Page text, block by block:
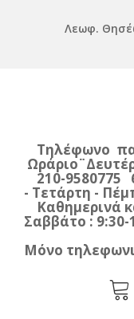
Λεωφ.
210-
- Τετάρτη -
Καθημερινά
Σαββάτο :
Μόνο